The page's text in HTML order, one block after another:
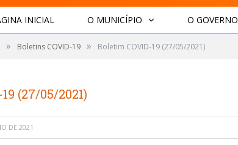
INICIAL O MUNICÍPIO O GOVERNO
» Boletins COVID-19 » Boletim COVID-19 (27/05/2021)
(27/05/2021)
DE 2021